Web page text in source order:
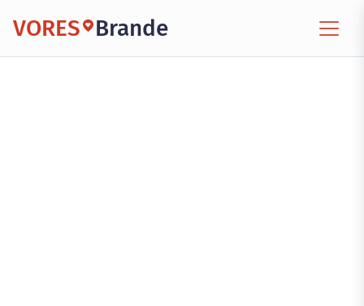
VORES Brande